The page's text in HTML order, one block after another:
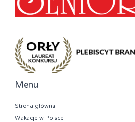
Menu
Strona główna
Wakacje w Polsce